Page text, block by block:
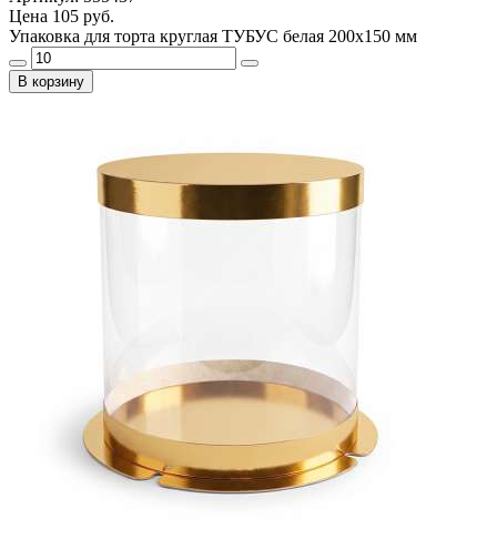
Цена 105 руб.
Упаковка для торта круглая ТУБУС белая 200х150 мм
В корзину